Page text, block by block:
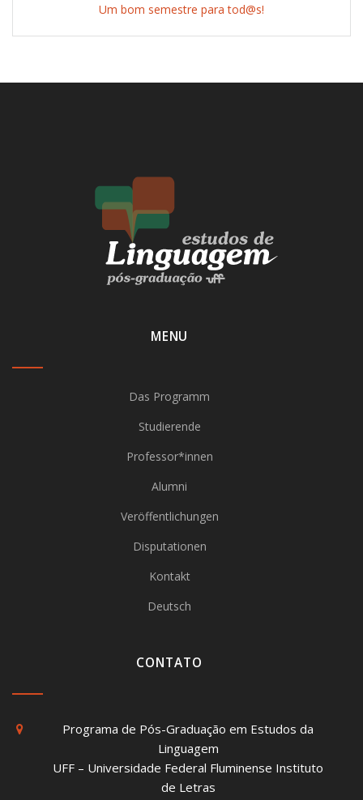
Um bom semestre para tod@s!
MENU
Das Programm
Studierende
Professor*innen
Alumni
Veröffentlichungen
Disputationen
Kontakt
Deutsch
CONTATO
Programa de Pós-Graduação em Estudos da
Linguagem
UFF – Universidade Federal Fluminense Instituto
de Letras